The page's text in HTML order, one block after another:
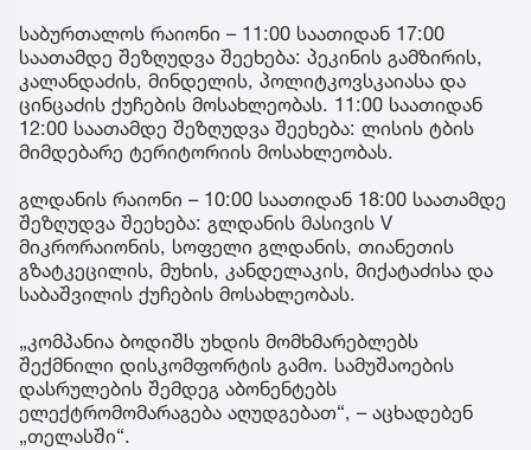
საბურთალოს რაიონი – 11:00 საათიდან 17:00
საათამდე შეზღუდვა შეეხება: პეკინის გამზირის,
კალანდაძის, მინდელის, პოლიტკოვსკაიასა და
ცინცაძის ქუჩების მოსახლეობას. 11:00 საათიდან
12:00 საათამდე შეზღუდვა შეეხება: ლისის ტბის
მიმდებარე ტერიტორიის მოსახლეობას.
გლდანის რაიონი – 10:00 საათიდან 18:00 საათამდე
შეზღუდვა შეეხება: გლდანის მასივის V
მიკრორაიონის, სოფელი გლდანის, თიანეთის
გზატკეცილის, მუხის, კანდელაკის, მიქატაძისა და
საბაშვილის ქუჩების მოსახლეობას.
„კომპანია ბოდიშს უხდის მომხმარებლებს
შექმნილი დისკომფორტის გამო. სამუშაოების
დასრულების შემდეგ აბონენტებს
ელექტრომომარაგება აღუდგებათ“, – აცხადებენ
„თელასში“.